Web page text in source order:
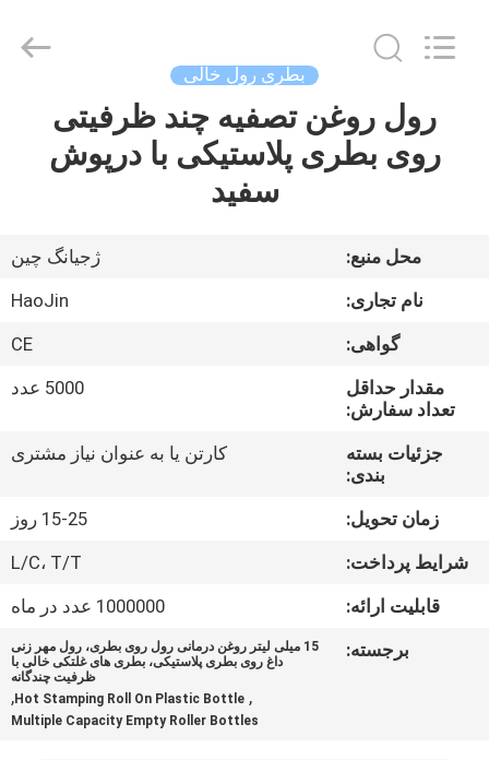
خانه
درباره
کارخانه
کنترل
کیفیت
Haojin
Plastic
بطری رول خالی
رول روغن تصفیه چند ظرفیتی
روی بطری پلاستیکی با درپوش
سفید
محل منبع:
ژجیانگ چین
نام تجاری:
HaoJin
گواهی:
CE
مقدار حداقل
تعداد سفارش:
5000 عدد
جزئیات بسته
بندی:
کارتن یا به عنوان نیاز مشتری
زمان تحویل:
15-25 روز
شرایط پرداخت:
L/C، T/T
قابلیت ارائه:
1000000 عدد در ماه
برجسته:
15 میلی لیتر روغن درمانی رول روی بطری، رول مهر زنی
داغ روی بطری پلاستیکی، بطری های غلتکی خالی با
ظرفیت چندگانه
,
Hot Stamping Roll On Plastic Bottle
,
Multiple Capacity Empty Roller Bottles